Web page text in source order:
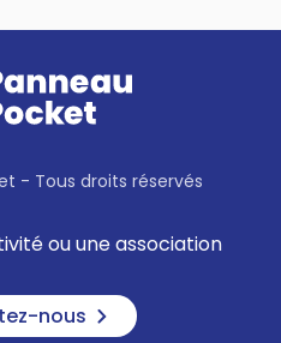
- Tous droits réservés
ou une association
nous